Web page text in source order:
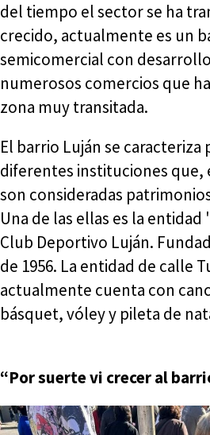
del tiempo el sector se ha
crecido, actualmente es un
semicomercial con
numerosos comercios que
zona muy transitada.
El barrio Luján se
diferentes instituciones que,
son consideradas
Una de las ellas es la
Club Deportivo Luján.
de 1956. La entidad de calle
actualmente cuenta con
básquet, vóley y pileta de
“Por suerte vi crecer al